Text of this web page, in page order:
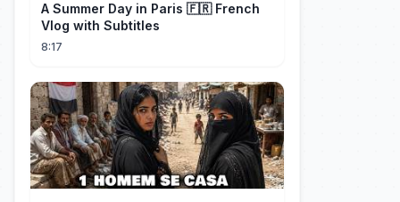
A Summer Day in Paris 🇫🇷 French
Vlog with Subtitles
8:17